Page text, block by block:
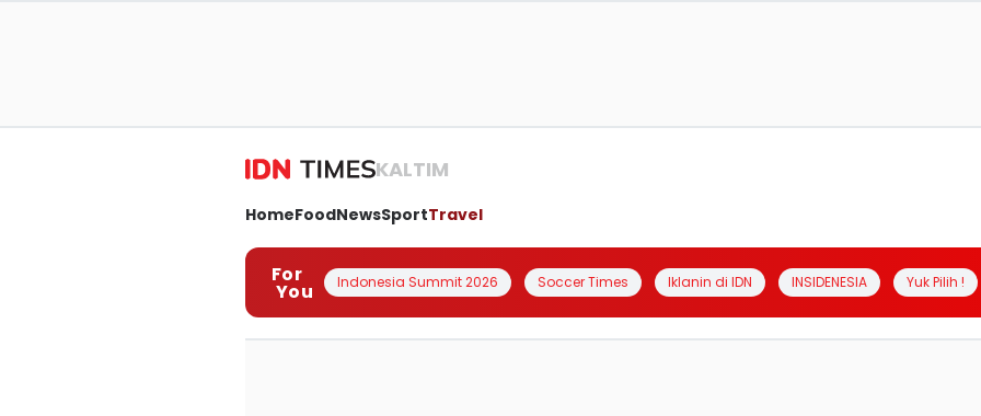
KALTIM
HomeFoodNewsSportTravel
For
You Indonesia Summit 2026 Soccer Times Iklanin di IDN INSIDENESIA Yuk Pilih !